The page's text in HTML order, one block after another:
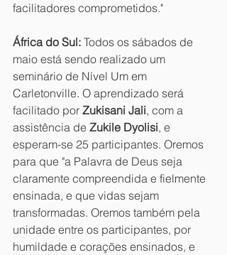
facilitadores comprometidos."
África do Sul: Todos os sábados de
maio está sendo realizado um
seminário de Nível Um em
Carletonville. O aprendizado será
facilitado por Zukisani Jali, com a
assistência de Zukile Dyolisi, e
esperam-se 25 participantes. Oremos
para que "a Palavra de Deus seja
claramente compreendida e fielmente
ensinada, e que vidas sejam
transformadas. Oremos também pela
unidade entre os participantes, por
humildade e corações ensinados, e